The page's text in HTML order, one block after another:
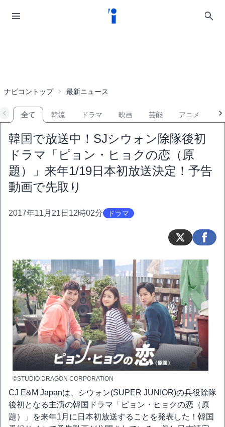
ナビコントップ 最新ニュース
全て 韓流 ドラマ 映画 芸能 アニメ
韓国で放送中！SJシウォン除隊後初
ドラマ「ピョン・ヒョクの恋（原
題）」来年1/19日本初放送決定！予告
動画で先取り
2017年11月21日12時02分 ドラマ
©STUDIO DRAGON CORPORATION
CJ E&M Japanは、シウォン(SUPER JUNIOR)の兵役除隊
後初となる主演の韓国ドラマ「ピョン・ヒョクの恋（原
題）」を来年1月に日本初放送することを発表した！韓国